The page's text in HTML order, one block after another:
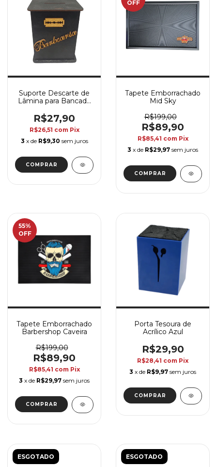
Suporte Descarte de
Lâmina para Bancada
R$27,90
R$26,51 com Pix
3 x de R$9,30 sem juros
OFF
Tapete Emborrachado
Mid Sky
R$199,00
R$89,90
R$85,41 com Pix
3 x de R$29,97 sem juros
55%
OFF
Tapete Emborrachado
Barbershop Caveira
R$199,00
R$89,90
R$85,41 com Pix
3 x de R$29,97 sem juros
Porta Tesoura de
Acrílico Azul
R$29,90
R$28,41 com Pix
3 x de R$9,97 sem juros
ESGOTADO ESGOTADO